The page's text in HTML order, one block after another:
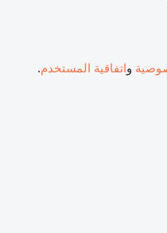
واتفاقية المستخدم.